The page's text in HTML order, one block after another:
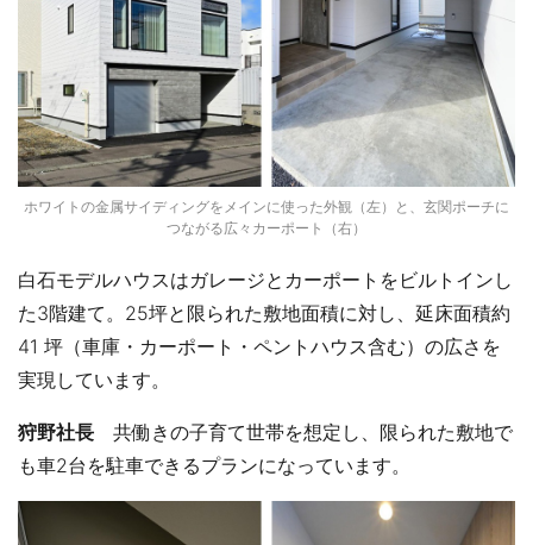
ホワイトの金属サイディングをメインに使った外観（左）と、玄関ポーチに
つながる広々カーポート（右）
白石モデルハウスはガレージとカーポートをビルトインし
た3階建て。25坪と限られた敷地面積に対し、延床面積約
41 坪（車庫・カーポート・ペントハウス含む）の広さを
実現しています。
狩野社長 共働きの子育て世帯を想定し、限られた敷地で
も車2台を駐車できるプランになっています。